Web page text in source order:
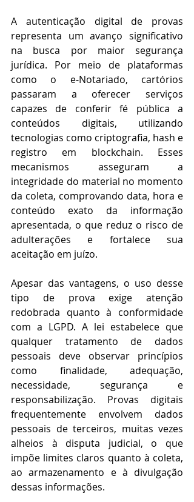
A autenticação digital de provas
representa um avanço significativo
na busca por maior segurança
jurídica. Por meio de plataformas
como o e-Notariado, cartórios
passaram a oferecer serviços
capazes de conferir fé pública a
conteúdos digitais, utilizando
tecnologias como criptografia, hash e
registro em blockchain. Esses
mecanismos asseguram a
integridade do material no momento
da coleta, comprovando data, hora e
conteúdo exato da informação
apresentada, o que reduz o risco de
adulterações e fortalece sua
aceitação em juízo.
Apesar das vantagens, o uso desse
tipo de prova exige atenção
redobrada quanto à conformidade
com a LGPD. A lei estabelece que
qualquer tratamento de dados
pessoais deve observar princípios
como finalidade, adequação,
necessidade, segurança e
responsabilização. Provas digitais
frequentemente envolvem dados
pessoais de terceiros, muitas vezes
alheios à disputa judicial, o que
impõe limites claros quanto à coleta,
ao armazenamento e à divulgação
dessas informações.